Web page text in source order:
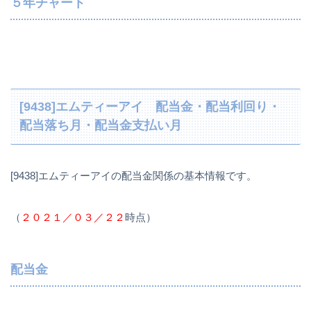
５年チャート
[9438]エムティーアイ 配当金・配当利回り・
配当落ち月・配当金支払い月
[9438]エムティーアイの配当金関係の基本情報です。
（ ２０２１／０３／２２時点）
配当金